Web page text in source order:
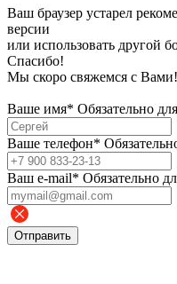
Ваш браузер устарел
версии
или использовать другой
Спасибо!
Мы скоро свяжемся с Вами!
Ваше имя* Обязательно
Ваше телефон*
Bаш e-mail* Обязательно
Отправить